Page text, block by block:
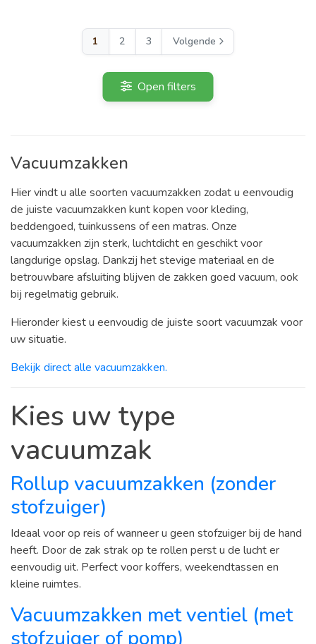
1 2 3 Volgende
Open filters
Vacuumzakken
Hier vindt u alle soorten vacuumzakken zodat u eenvoudig
de juiste vacuumzakken kunt kopen voor kleding,
beddengoed, tuinkussens of een matras. Onze
vacuumzakken zijn sterk, luchtdicht en geschikt voor
langdurige opslag. Dankzij het stevige materiaal en de
betrouwbare afsluiting blijven de zakken goed vacuum, ook
bij regelmatig gebruik.
Hieronder kiest u eenvoudig de juiste soort vacuumzak voor
uw situatie.
Bekijk direct alle vacuumzakken.
Kies uw type
vacuumzak
Rollup vacuumzakken (zonder
stofzuiger)
Ideaal voor op reis of wanneer u geen stofzuiger bij de hand
heeft. Door de zak strak op te rollen perst u de lucht er
eenvoudig uit. Perfect voor koffers, weekendtassen en
kleine ruimtes.
Vacuumzakken met ventiel (met
stofzuiger of pomp)